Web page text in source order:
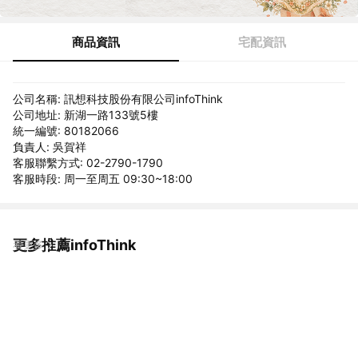
商品資訊 宅配資訊
公司名稱: 訊想科技股份有限公司infoThink
公司地址: 新湖一路133號5樓
統一編號: 80182066
負責人: 吳賀祥
客服聯繫方式: 02-2790-1790
客服時段: 周一至周五 09:30~18:00
更多推薦infoThink
看更多